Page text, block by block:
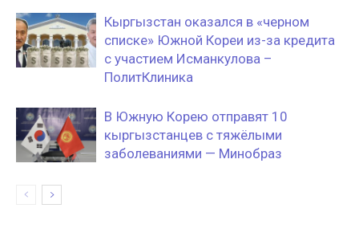
Кыргызстан оказался в «черном
списке» Южной Кореи из-за кредита
с участием Исманкулова –
ПолитКлиника
В Южную Корею отправят 10
кыргызстанцев с тяжёлыми
заболеваниями — Минобраз